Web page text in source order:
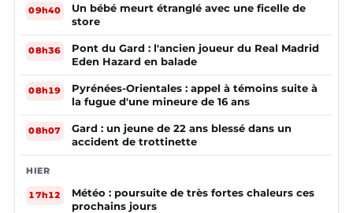
09h40
Un bébé meurt étranglé avec une ficelle de
store
08h36
Pont du Gard : l'ancien joueur du Real Madrid
Eden Hazard en balade
08h19
Pyrénées-Orientales : appel à témoins suite à
la fugue d'une mineure de 16 ans
08h07
Gard : un jeune de 22 ans blessé dans un
accident de trottinette
HIER
17h12
Météo : poursuite de très fortes chaleurs ces
prochains jours